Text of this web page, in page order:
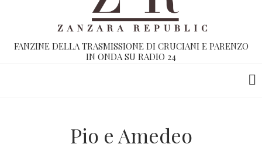
FANZINE DELLA TRASMISSIONE DI CRUCIANI E PARENZO
IN ONDA SU RADIO 24
Pio e Amedeo